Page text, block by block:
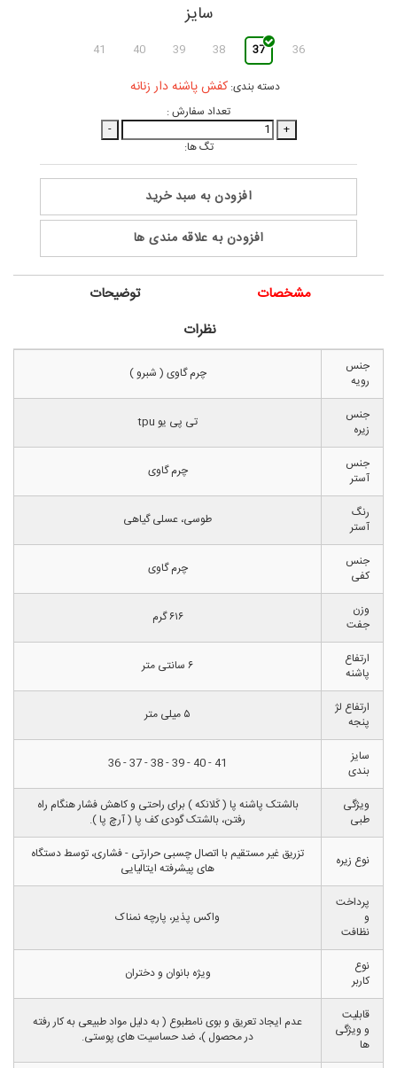
سایز
36
37
38
39
40
41
دسته بندی: کفش پاشنه دار زنانه
تعداد سفارش :
+
-
تگ ها:
افزودن به سبد خرید
افزودن به علاقه مندی ها
مشخصات
توضیحات
نظرات
جنس
رویه
چرم گاوی ( شبرو )
جنس
زیره
تی پی یو tpu
جنس
آستر
چرم گاوی
رنگ
آستر
طوسی، عسلی گیاهی
جنس
کفی
چرم گاوی
وزن
جفت
۶۱۶ گرم
ارتفاع
پاشنه
۶ سانتی متر
ارتفاع لژ
پنجه
۵ میلی متر
سایز
بندی
41 - 40 - 39 - 38 - 37 - 36
ویژگی
طبی
بالشتک پاشنه پا ( کَلانکه ) برای راحتی و کاهش فشار هنگام راه
رفتن، بالشتک گودی کف پا ( آرچ پا ).
نوع زیره
تزریق غیر مستقیم با اتصال چسبی حرارتی - فشاری، توسط دستگاه
های پیشرفته ایتالیایی
پرداخت
و
نظافت
واکس پذیر، پارچه نمناک
نوع
کاربر
ویژه بانوان و دختران
قابلیت
و ویژگی
ها
عدم ایجاد تعریق و بوی نامطبوع ( به دلیل مواد طبیعی به کار رفته
در محصول )، ضد حساسیت های پوستی.